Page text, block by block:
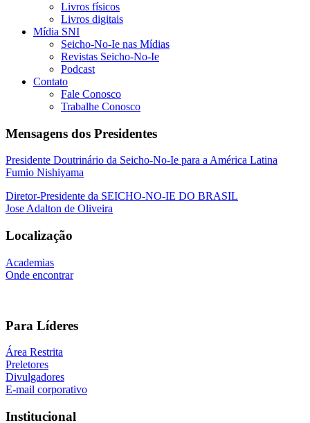
Livros físicos
Livros digitais
Mídia SNI
Seicho-No-Ie nas Mídias
Revistas Seicho-No-Ie
Podcast
Contato
Fale Conosco
Trabalhe Conosco
Mensagens dos Presidentes
Presidente Doutrinário da Seicho-No-Ie para a América Latina
Fumio Nishiyama
Diretor-Presidente da SEICHO-NO-IE DO BRASIL
Jose Adalton de Oliveira
Localização
Academias
Onde encontrar
Para Líderes
Área Restrita
Preletores
Divulgadores
E-mail corporativo
Institucional